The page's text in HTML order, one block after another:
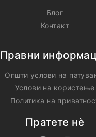
Блог
Контакт
Правни
Општи услови на
Услови на користење
Политика на
Пратете нѐ